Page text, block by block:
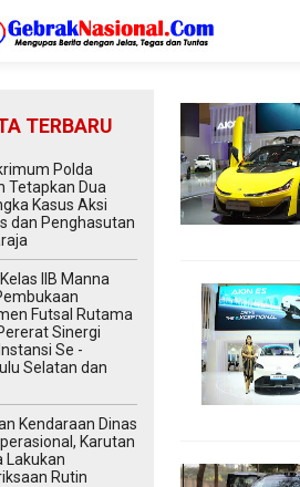
TERBARU
Polda
Tetapkan Dua
Kasus Aksi
dan Penghasutan
IIB Manna
Futsal Rutama
Sinergi
Se -
Selatan dan
Kendaraan Dinas
Karutan
Lakukan
Rutin